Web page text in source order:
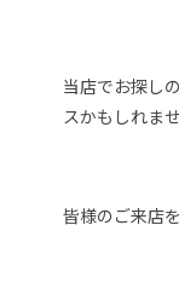
当店でお探し
スかもしれま
皆様のご来店